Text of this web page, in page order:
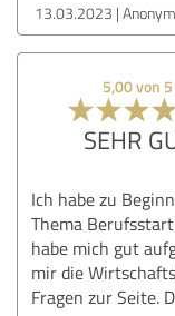
13.03.2023 Anonym
5,00 von 5
SEHR
Ich habe zu
Thema
habe mich gut
mir die
Fragen zur Seite.